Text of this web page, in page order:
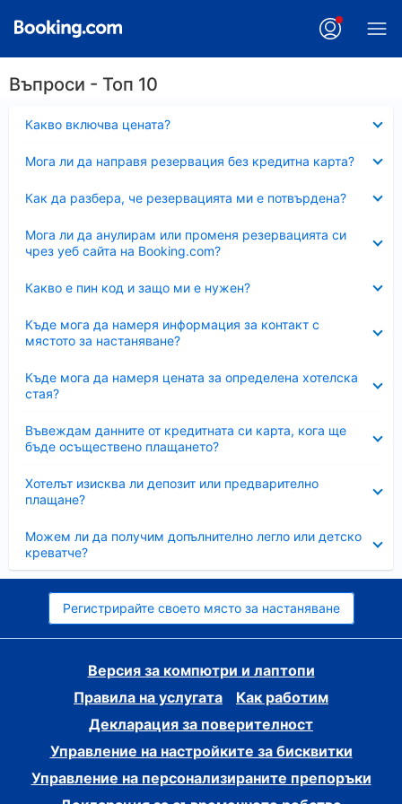
Въпроси - Топ 10
Какво включва цената?
Мога ли да направя резервация без кредитна карта?
Как да разбера, че резервацията ми е потвърдена?
Мога ли да анулирам или променя резервацията си
чрез уеб сайта на Booking.com?
Какво е пин код и защо ми е нужен?
Къде мога да намеря информация за контакт с
мястото за настаняване?
Къде мога да намеря цената за определена хотелска
стая?
Въвеждам данните от кредитната си карта, кога ще
бъде осъществено плащането?
Хотелът изисква ли депозит или предварително
плащане?
Можем ли да получим допълнително легло или детско
креватче?
Регистрирайте своето място за настаняване
Версия за компютри и лаптопи
Правила на услугата
Как работим
Декларация за поверителност
Управление на настройките за бисквитки
Управление на персонализираните препоръки